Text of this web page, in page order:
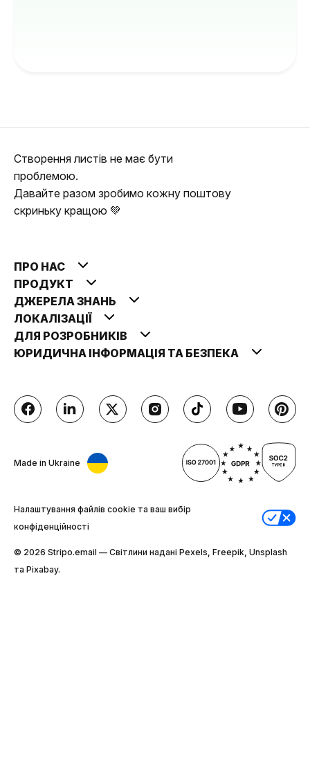
Створення листів не має бути
проблемою.
Давайте разом зробимо кожну поштову
скриньку кращою 💚
ПРО НАС
ПРОДУКТ
ДЖЕРЕЛА ЗНАНЬ
ЛОКАЛІЗАЦІЇ
ДЛЯ РОЗРОБНИКІВ
ЮРИДИЧНА ІНФОРМАЦІЯ ТА БЕЗПЕКА
Made in Ukraine
Налаштування файлів cookie та ваш вибір
конфіденційності
© 2026 Stripо.email — Світлини надані Pexels, Freepik, Unsplash
та Pixabay.